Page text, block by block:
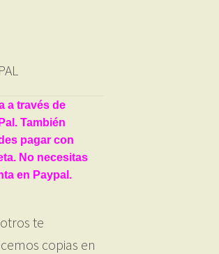
a través de
También
pagar con
No necesitas
en Paypal.
te
copias en